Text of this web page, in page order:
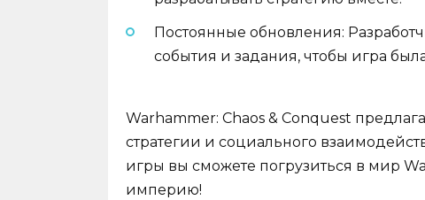
Постоянные обновления:
события и задания, чтобы игра
Warhammer: Chaos & Conquest
стратегии и социального
игры вы сможете погрузиться в мир
империю!